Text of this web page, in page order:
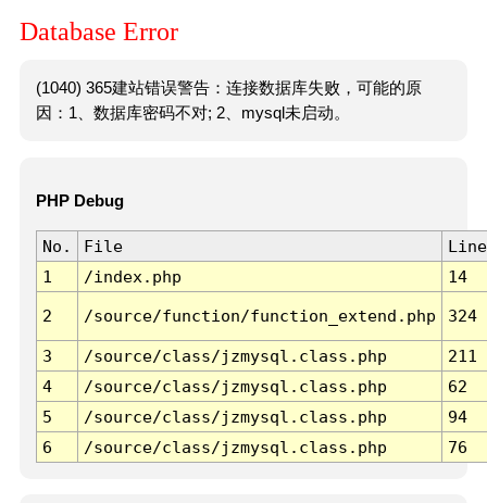
Database Error
(1040) 365建站错误警告：连接数据库失败，可能的原
因：1、数据库密码不对; 2、mysql未启动。
PHP Debug
No. File
Line
1
/index.php 14
2 /source/function/function_extend.php 324
3 /source/class/jzmysql.class.php
211
4
/source/class/jzmysql.class.php
62
5
/source/class/jzmysql.class.php
94
6
/source/class/jzmysql.class.php 76